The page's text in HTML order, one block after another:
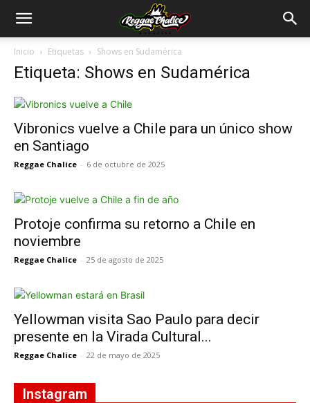
Inicio Etiquetas Shows en Sudamérica
Etiqueta: Shows en Sudamérica
Vibronics vuelve a Chile para un único show
en Santiago
Reggae Chalice - 6 de octubre de 2025
Protoje confirma su retorno a Chile en
noviembre
Reggae Chalice - 25 de agosto de 2025
Yellowman visita Sao Paulo para decir
presente en la Virada Cultural...
Reggae Chalice - 22 de mayo de 2025
Instagram